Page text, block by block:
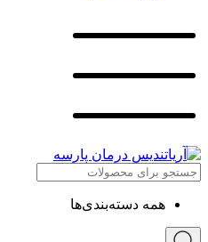
همه دسته‌بندی‌ها